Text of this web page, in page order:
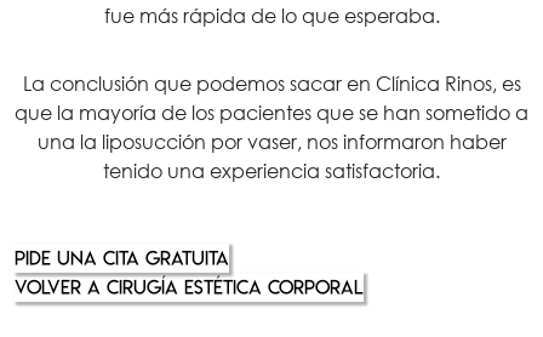
fue más rápida de lo que esperaba.
La conclusión que podemos sacar en Clínica Rinos, es
que la mayoría de los pacientes que se han sometido a
una la liposucción por vaser, nos informaron haber
tenido una experiencia satisfactoria.
PIDE UNA CITA GRATUITA
VOLVER A CIRUGÍA ESTÉTICA CORPORAL